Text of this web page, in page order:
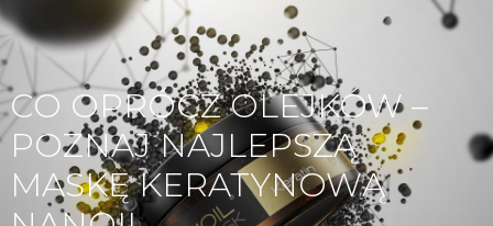
CO OPRÓCZ OLEJKÓW –
POZNAJ NAJLEPSZĄ
MASKĘ KERATYNOWĄ